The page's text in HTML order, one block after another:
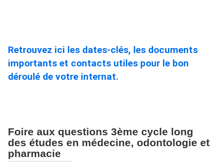
Retrouvez ici les dates-clés, les documents
importants et contacts utiles pour le bon
déroulé de votre internat.
Foire aux questions 3ème cycle long
des études en médecine, odontologie et
pharmacie